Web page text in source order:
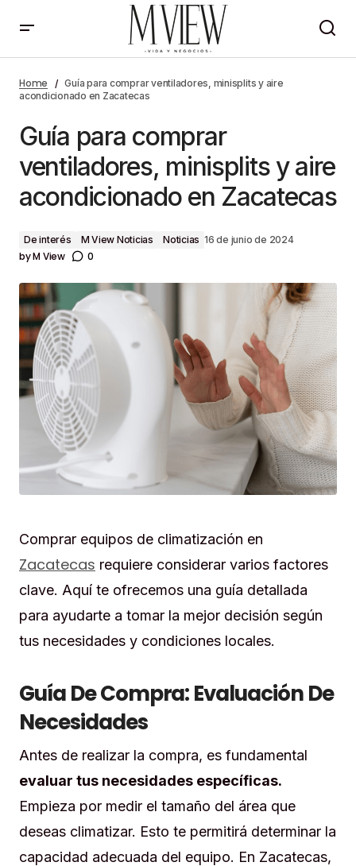
acondicionado en Zacatecas
Home
Guía para comprar ventiladores, minisplits y aire
acondicionado en Zacatecas
Guía para comprar
ventiladores, minisplits y aire
acondicionado en Zacatecas
De interés M View Noticias Noticias 16 de junio de 2024
byM View 0
Comprar equipos de climatización en
Zacatecas requiere considerar varios factores
clave. Aquí te ofrecemos una guía detallada
para ayudarte a tomar la mejor decisión según
tus necesidades y condiciones locales.
Guía De Compra: Evaluación De
Necesidades
Antes de realizar la compra, es fundamental
evaluar tus necesidades específicas.
Empieza por medir el tamaño del área que
deseas climatizar. Esto te permitirá determinar la
capacidad adecuada del equipo. En Zacatecas,